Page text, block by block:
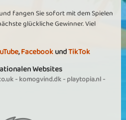
fangen Sie sofort mit dem Spielen
glückliche Gewinner. Viel
,FacebookundTikTok
Websites
-komogvind.dk-playtopia.nl-